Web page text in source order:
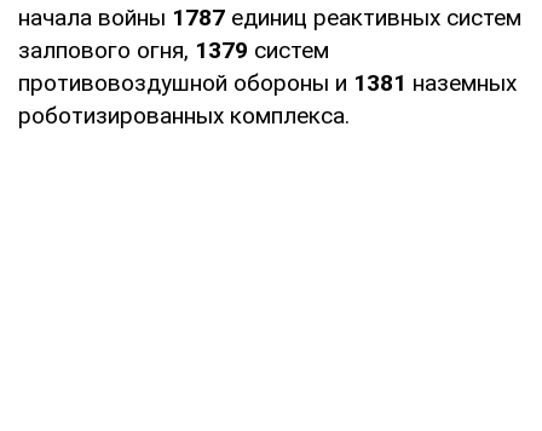
начала войны 1787 единиц реактивных систем
залпового огня, 1379 систем
противовоздушной обороны и 1381 наземных
роботизированных комплекса.